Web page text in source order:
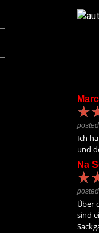
★
★
Ich
und
Na
★
★
Über
sind